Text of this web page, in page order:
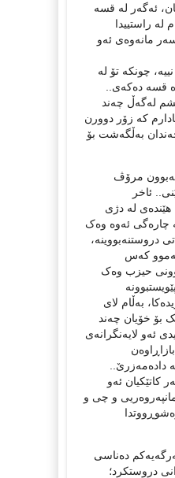
ئەگەر لە قسە
لە راستییدا
مانەوەی ئەو
چونکە تۆ لە
قسە دەکەی..
لەگەڵ چەند
کە زۆر دوورن
بەڵگەشت بۆ
مرۆڤ
ئاخر
هێندەی لە دژی
چارەگی ئەوە وەک
دروستنەبووینە،
هەموو کەس
حیزب وەک
بەڵام لای
بۆ خۆیان چەند
ئەو لایەنگرانەی
دادەمەزرێ..
کاتێکیان ئەو
و چی و
دەناسی
دروستکرد؛